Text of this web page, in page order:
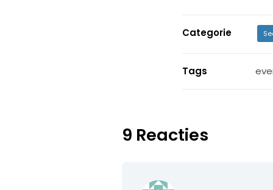
Categorie
Tags
9 Reacties